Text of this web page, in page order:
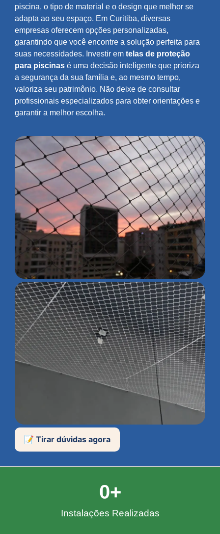
piscina, o tipo de material e o design que melhor se
adapta ao seu espaço. Em Curitiba, diversas
empresas oferecem opções personalizadas,
garantindo que você encontre a solução perfeita para
suas necessidades. Investir em telas de proteção
para piscinas é uma decisão inteligente que prioriza
a segurança da sua família e, ao mesmo tempo,
valoriza seu patrimônio. Não deixe de consultar
profissionais especializados para obter orientações e
garantir a melhor escolha.
📝 Tirar dúvidas agora
Instalações Realizadas
0+